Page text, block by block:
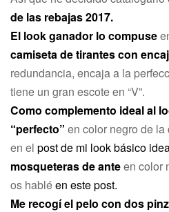
de las rebajas 2017.
El look ganador lo compuse
camiseta de tirantes con
redundancia, encaja a la
tiene un gran escote en “V”.
Como complemento ideal al
“perfecto” en color negro de
en el post de mi look básico
mosqueteras de anteen color
os habléen este post.
Me recogí el pelo con dos